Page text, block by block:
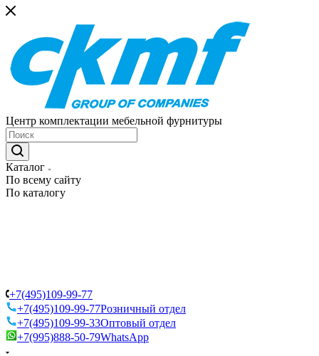
Центр комплектации мебельной фурнитуры
Каталог
По всему сайту
По каталогу
+7(495)109-99-77
+7(495)109-99-77Розничный отдел
+7(495)109-99-33Оптовый отдел
+7(995)888-50-79WhatsApp